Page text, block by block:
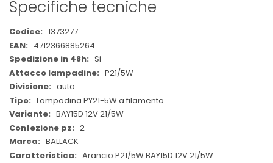
Specifiche tecniche
Maggiori
Informazioni
1373277
4712366885264
Si
P21/5W
auto
Lampadina PY21-5W a filamento
BAY15D 12V 21/5W
2
BALLACK
Arancio P21/5W BAY15D 12V 21/5W